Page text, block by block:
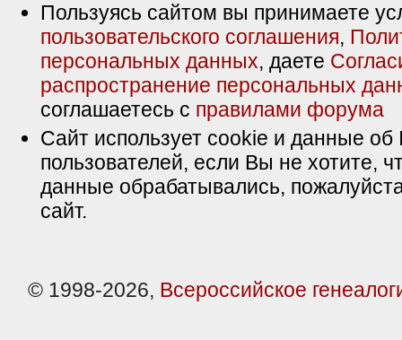
Пользуясь сайтом вы принимаете
пользовательского соглашения,
персональных данных, даете
распространение персональных
соглашаетесь с правилами форума
Сайт использует cookie и данные об
пользователей, если Вы не хотите,
данные обрабатывались,
сайт.
© 1998-2026, Всероссийское